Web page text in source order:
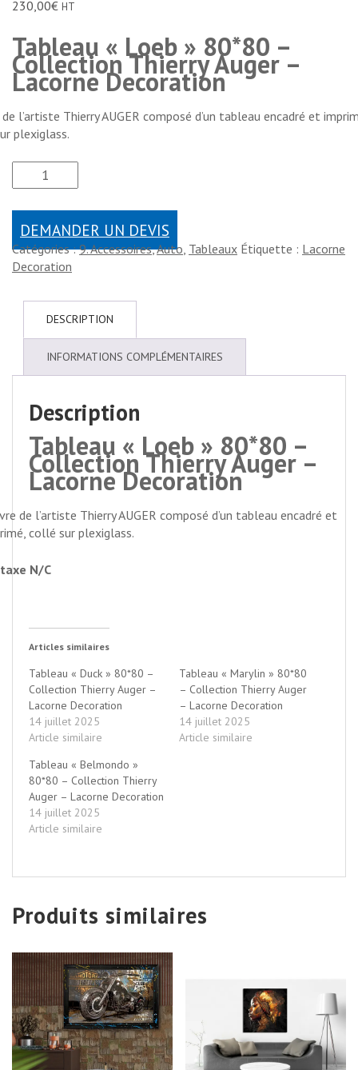
230,00€ HT
Tableau « Loeb » 80*80 –
Collection Thierry Auger –
Lacorne Decoration
l’artiste Thierry AUGER composé d’un tableau encadré et
plexiglass.
DEMANDER UN DEVIS
Catégories :9. Accessoires,Auto Tableaux Étiquette : Lacorne
Decoration
DESCRIPTION
INFORMATIONS COMPLÉMENTAIRES
Description
Tableau « Loeb » 80*80 –
Collection Thierry Auger –
Lacorne Decoration
de l’artiste Thierry AUGER composé d’un tableau encadré et
collé sur plexiglass.
N/C
Articles similaires
Tableau « Duck » 80*80 –
Collection Thierry Auger –
Lacorne Decoration
14 juillet 2025
Article similaire
Tableau « Marylin » 80*80
– Collection Thierry Auger
– Lacorne Decoration
14 juillet 2025
Article similaire
Tableau « Belmondo »
80*80 – Collection Thierry
Auger – Lacorne Decoration
14 juillet 2025
Article similaire
Produits similaires